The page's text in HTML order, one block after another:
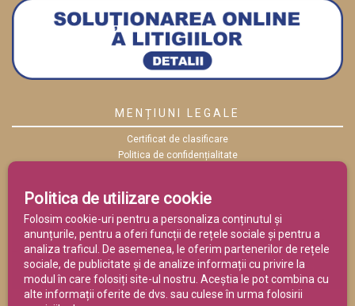
MENȚIUNI LEGALE
Certificat de clasificare
Politica de confidențialitate
Termeni și condiții
Politica de utilizare cookie
Folosim cookie-uri pentru a personaliza conținutul și
anunțurile, pentru a oferi funcții de rețele sociale și pentru a
analiza traficul. De asemenea, le oferim partenerilor de rețele
sociale, de publicitate și de analize informații cu privire la
modul în care folosiți site-ul nostru. Aceștia le pot combina cu
alte informații oferite de dvs. sau culese în urma folosirii